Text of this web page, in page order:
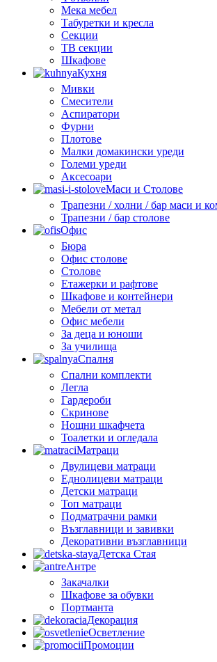
Мека мебел
Табуретки и кресла
Секции
ТВ секции
Шкафове
Кухня
Мивки
Смесители
Аспиратори
Фурни
Плотове
Малки домакински уреди
Големи уреди
Аксесоари
Маси и Столове
Трапезни / холни / бар маси и
Трапезни / бар столове
Офис
Бюра
Офис столове
Столове
Етажерки и рафтове
Шкафове и контейнери
Мебели от метал
Офис мебели
За деца и юноши
За училища
Спалня
Спални комплекти
Легла
Гардероби
Скринове
Нощни шкафчета
Тоалетки и огледала
Матраци
Двулицеви матраци
Еднолицеви матраци
Детски матраци
Топ матраци
Подматрачни рамки
Възглавници и завивки
Декоративни възглавници
Детска Стая
Антре
Закачалки
Шкафове за обувки
Портманта
Декорация
Осветление
Промоции